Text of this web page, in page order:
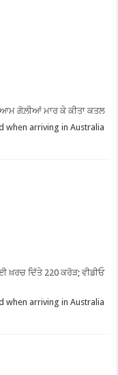
ਗੋਲ਼ੀਆਂ ਮਾਰ ਕੇ ਕੀਤਾ ਕਤਲ
when arriving in Australia
ਖ਼ਰਚ ਦਿੱਤੇ 220 ਕਰੋੜ; ਵੀਡੀਓ
when arriving in Australia